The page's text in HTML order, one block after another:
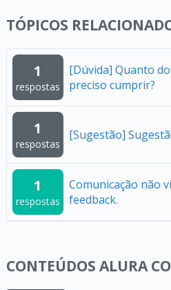
TÓPICOS
1
respostas
[Dúvida] Quanto
preciso cumprir?
1
respostas
[Sugestão]
1
respostas
Comunicação não
feedback.
CONTEÚDOS ALURA